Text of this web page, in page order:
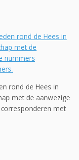
rond de Hees in
met de aanwezige
met